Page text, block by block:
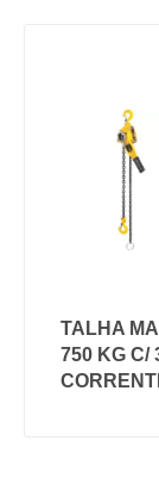
TALHA
750 KG C/